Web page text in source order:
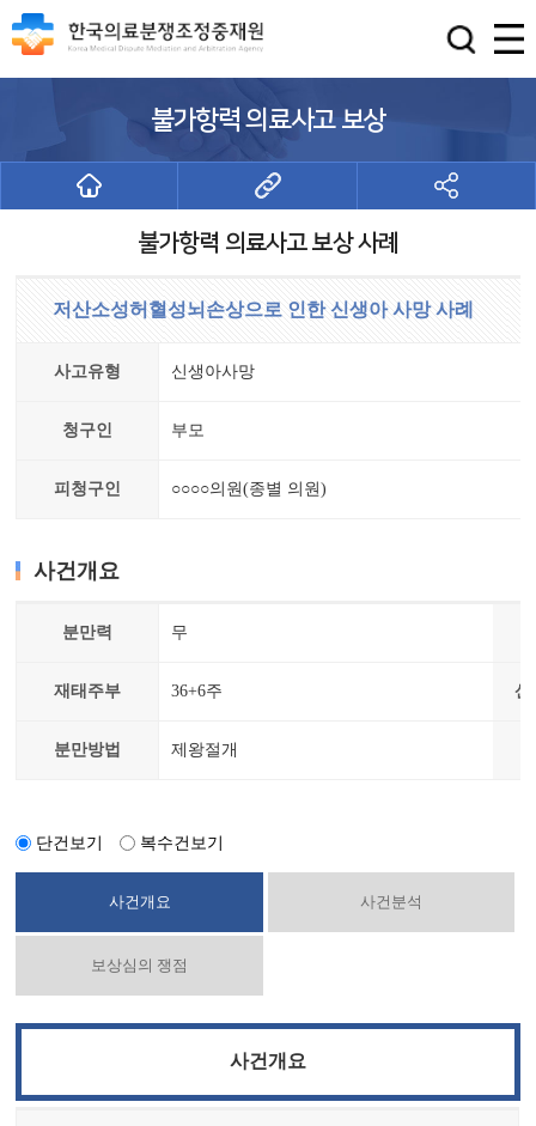
불가항력 의료사고 보상
불가항력 의료사고 보상 사례
저산소성허혈성뇌손상으로 인한 신생아 사망 사례
사고유형 신생아사망
청구인 부모
피청구인 ○○○○의원(종별 의원)
사건개요
분만력 무
재태주부 36+6주 산
분만방법 제왕절개
단건보기 복수건보기
사건개요 사건분석
보상심의 쟁점
사건개요